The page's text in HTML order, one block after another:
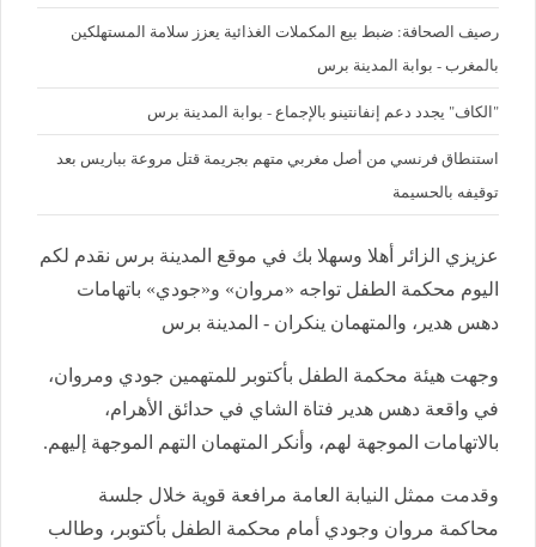
رصيف الصحافة: ضبط بيع المكملات الغذائية يعزز سلامة المستهلكين
بالمغرب - بوابة المدينة برس
"الكاف" يجدد دعم إنفانتينو بالإجماع - بوابة المدينة برس
استنطاق فرنسي من أصل مغربي متهم بجريمة قتل مروعة بباريس بعد
توقيفه بالحسيمة
عزيزي الزائر أهلا وسهلا بك في موقع المدينة برس نقدم لكم
اليوم محكمة الطفل تواجه «مروان» و«جودي» باتهامات
دهس هدير، والمتهمان ينكران - المدينة برس
وجهت هيئة محكمة الطفل بأكتوبر للمتهمين جودي ومروان،
في واقعة دهس هدير فتاة الشاي في حدائق الأهرام،
بالاتهامات الموجهة لهم، وأنكر المتهمان التهم الموجهة إليهم.
وقدمت ممثل النيابة العامة مرافعة قوية خلال جلسة
محاكمة مروان وجودي أمام محكمة الطفل بأكتوبر، وطالب